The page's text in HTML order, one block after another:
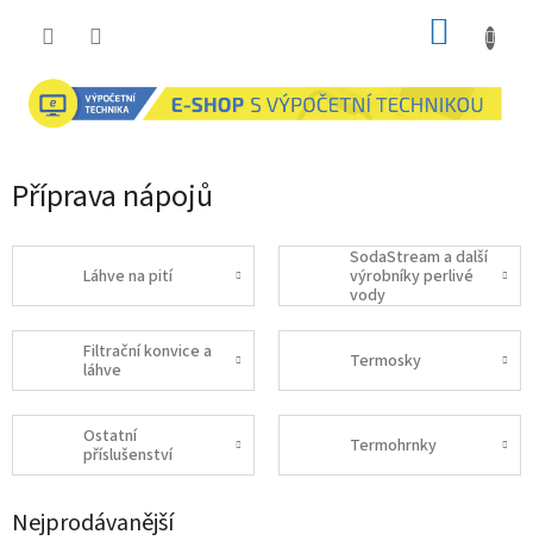
Příprava nápojů
Láhve na pití
SodaStream a další
výrobníky perlivé
vody
Filtrační konvice a
láhve
Termosky
Ostatní
příslušenství
Termohrnky
Nejprodávanější